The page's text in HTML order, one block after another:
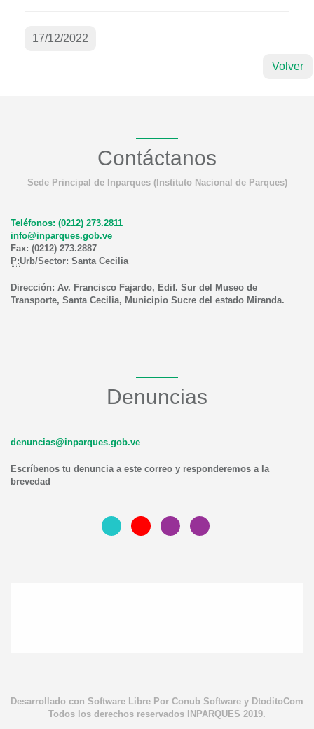
17/12/2022
Volver
Contáctanos
Sede Principal de Inparques (Instituto Nacional de Parques)
Teléfonos: (0212) 273.2811
info@inparques.gob.ve
Fax: (0212) 273.2887
P:Urb/Sector: Santa Cecilia
Dirección: Av. Francisco Fajardo, Edif. Sur del Museo de
Transporte, Santa Cecilia, Municipio Sucre del estado Miranda.
Denuncias
denuncias@inparques.gob.ve
Escríbenos tu denuncia a este correo y responderemos a la
brevedad
Desarrollado con Software Libre Por Conub Software y DtoditoCom
Todos los derechos reservados INPARQUES 2019.